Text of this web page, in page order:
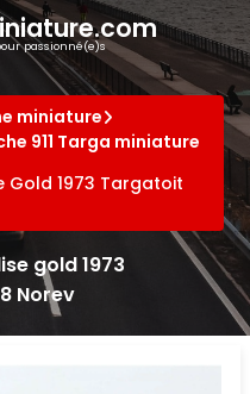
passionné(e)s
miniature
911 Targa miniature
Gold 1973 Targatoit
gold 1973
Norev